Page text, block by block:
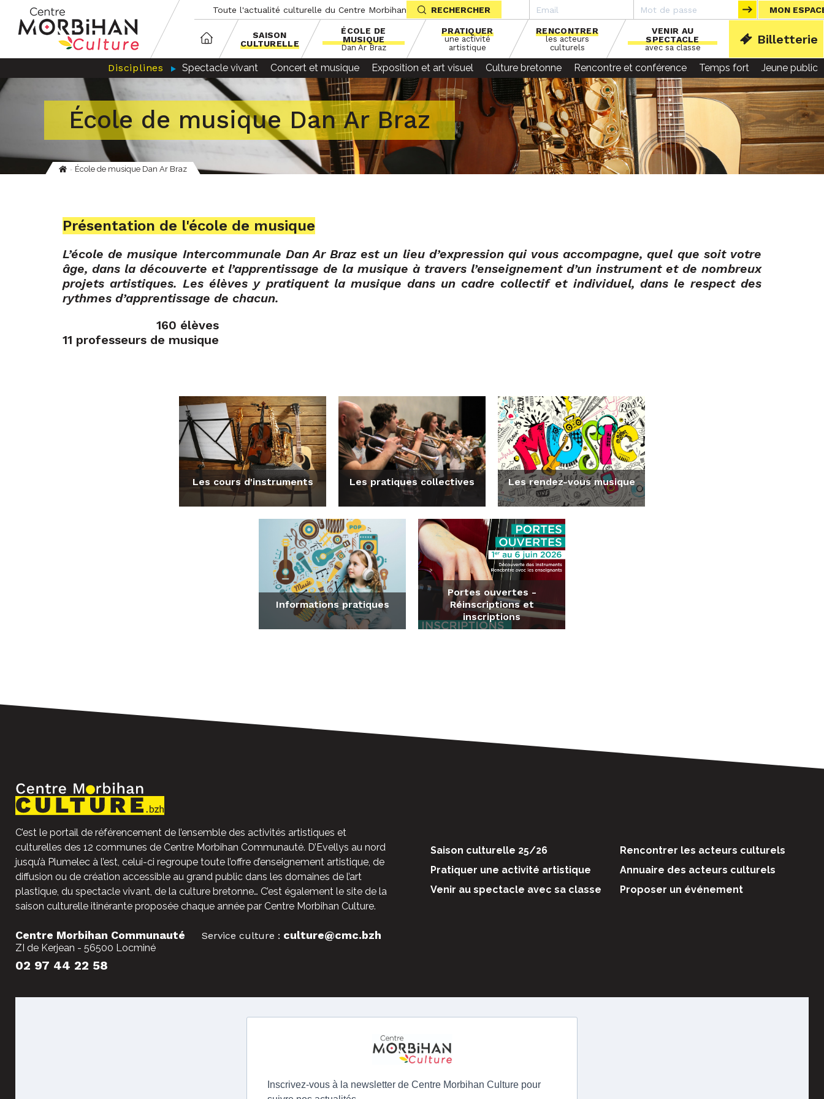
contenu
principal
Toute l'actualité culturelle du Centre Morbihan RECHERCHER MON
SAISON
CULTURELLE
ÉCOLE DE
MUSIQUE
Dan Ar Braz
PRATIQUER
une activité
artistique
RENCONTRER
les acteurs
culturels
VENIR AU
SPECTACLE
avec sa classe
Billetterie
Disciplines Spectacle vivant Concert et musique Exposition et art visuel Culture bretonne Rencontre et conférence Temps fort Jeune public
École de musique Dan Ar Braz
Fil
École de musique Dan Ar Braz
Présentation de l'école de musique
L’école de musique Intercommunale Dan Ar Braz est un lieu d’expression qui vous accompagne, quel que soit votre
âge, dans la découverte et l’apprentissage de la musique à travers l’enseignement d’un instrument et de nombreux
projets artistiques. Les élèves y pratiquent la musique dans un cadre collectif et individuel, dans le respect des
rythmes d’apprentissage de chacun.
160 élèves
11 professeurs de musique
Les cours d'instruments Les pratiques collectives Les rendez-vous musique
Informations pratiques
Portes ouvertes -
Réinscriptions et
inscriptions
C’est le portail de référencement de l’ensemble des activités artistiques et
culturelles des 12 communes de Centre Morbihan Communauté. D’Evellys au nord
jusqu’à Plumelec à l’est, celui-ci regroupe toute l’offre d’enseignement artistique, de
diffusion ou de création accessible au grand public dans les domaines de l’art
plastique, du spectacle vivant, de la culture bretonne… C’est également le site de la
saison culturelle itinérante proposée chaque année par Centre Morbihan Culture.
Centre Morbihan Communauté
ZI de Kerjean - 56500 Locminé
02 97 44 22 58
Service culture : culture@cmc.bzh
Saison culturelle 25/26
Pratiquer une activité artistique
Venir au spectacle avec sa classe
Rencontrer les acteurs culturels
Annuaire des acteurs culturels
Proposer un événement
Inscrivez-vous à la newsletter de Centre Morbihan Culture pour